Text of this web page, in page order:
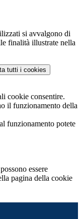
si avvalgono di
finalità illustrate nella
tutti i cookies
cookie consentire.
il funzionamento della
funzionamento potete
essere
pagina della cookie